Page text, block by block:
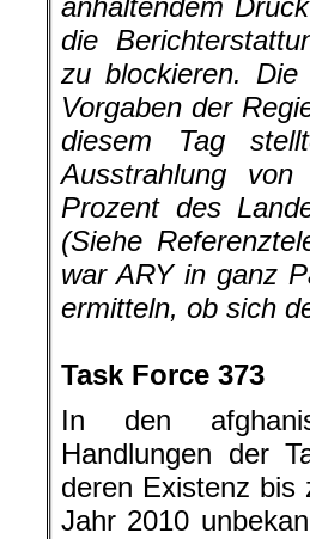
die
zu blockieren.
Vorgaben der
diesem Tag
Ausstrahlung
Prozent des
(Siehe
war ARY in ganz
ermitteln, ob sich
Task Force 373
In den
Handlungen der
deren Existenz bis
Jahr 2010